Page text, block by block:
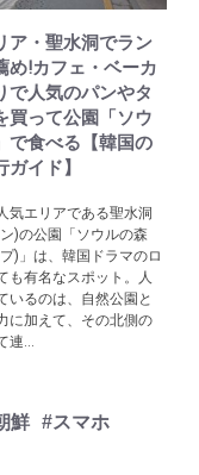
ア・聖水洞でラン
め!カフェ・ベーカ
で人気のパンやタ
買って公園「ソウ
で食べる【韓国の
イド】
気エリアである聖水洞
)の公園「ソウルの森
)」は、韓国ドラマのロ
も有名なスポット。人
いるのは、自然公園と
に加えて、その北側の
...
鮮 #スマホ